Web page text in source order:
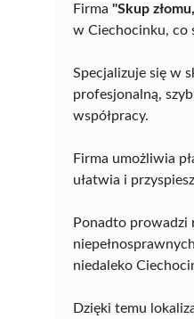
Firma "Skup
w Ciechocinku, co
Specjalizuje się w
profesjonalną,
współpracy.
Firma umożliwia
ułatwia i
Ponadto prowadzi
niedaleko
Dzięki temu